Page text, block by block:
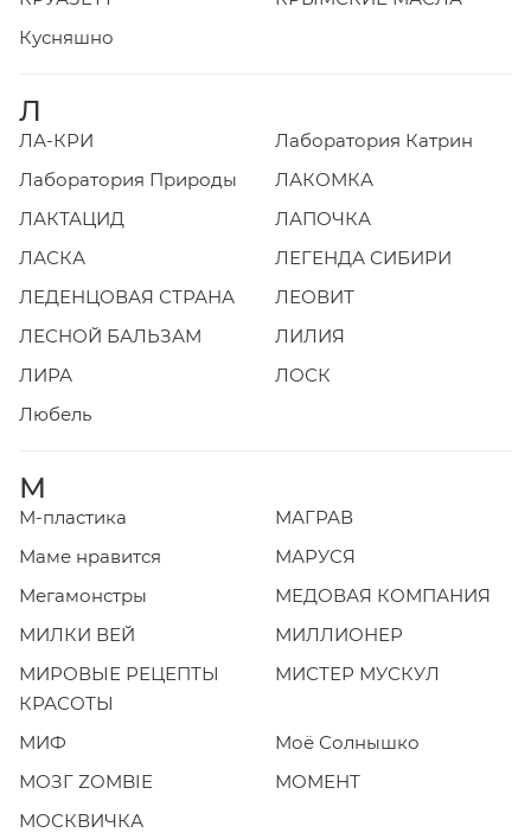
Кусняшно
Л
ЛА-КРИ
Лаборатория Катрин
Лаборатория Природы
ЛАКОМКА
ЛАКТАЦИД
ЛАПОЧКА
ЛАСКА
ЛЕГЕНДА СИБИРИ
ЛЕДЕНЦОВАЯ СТРАНА
ЛЕОВИТ
ЛЕСНОЙ БАЛЬЗАМ
ЛИЛИЯ
ЛИРА
ЛОСК
Любель
М
М-пластика
МАГРАВ
Маме нравится
МАРУСЯ
Мегамонстры
МЕДОВАЯ КОМПАНИЯ
МИЛКИ ВЕЙ
МИЛЛИОНЕР
МИРОВЫЕ РЕЦЕПТЫ
КРАСОТЫ
МИСТЕР МУСКУЛ
МИФ
Моё Солнышко
МОЗГ ZOMBIE
МОМЕНТ
МОСКВИЧКА